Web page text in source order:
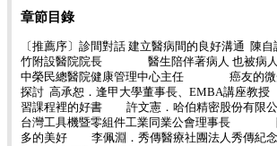
章節目錄
〔推薦序〕診間對話 建立醫病間的良好溝通 陳
竹附設醫院院長 醫生陪伴著病人 也被病人
中榮民總醫院健康管理中心主任 癌友的微
探討 高承恕．逢甲大學董事長、EMBA講
習課程裡的好書 許文憲．哈伯精密股份有限
台灣工具機暨零組件工業同業公會理事長
多的美好 李佩淵．秀傳醫療社團法人秀傳紀念